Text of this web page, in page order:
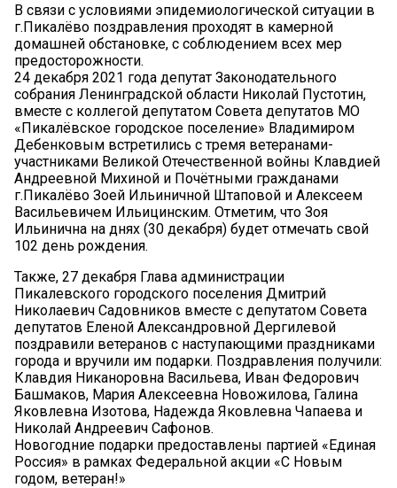
В связи с условиями эпидемиологической ситуации в
г.Пикалёво поздравления проходят в камерной
домашней обстановке, с соблюдением всех мер
предосторожности.
24 декабря 2021 года депутат Законодательного
собрания Ленинградской области Николай Пустотин,
вместе с коллегой депутатом Совета депутатов МО
«Пикалёвское городское поселение» Владимиром
Дебенковым встретились с тремя ветеранами-
участниками Великой Отечественной войны Клавдией
Андреевной Михиной и Почётными гражданами
г.Пикалёво Зоей Ильиничной Штаповой и Алексеем
Васильевичем Ильицинским. Отметим, что Зоя
Ильинична на днях (30 декабря) будет отмечать свой
102 день рождения.
Также, 27 декабря Глава администрации
Пикалевского городского поселения Дмитрий
Николаевич Садовников вместе с депутатом Совета
депутатов Еленой Александровной Дергилевой
поздравили ветеранов с наступающими праздниками
города и вручили им подарки. Поздравления получили:
Клавдия Никаноровна Васильева, Иван Федорович
Башмаков, Мария Алексеевна Новожилова, Галина
Яковлевна Изотова, Надежда Яковлевна Чапаева и
Николай Андреевич Сафонов.
Новогодние подарки предоставлены партией «Единая
Россия» в рамках Федеральной акции «С Новым
годом, ветеран!»